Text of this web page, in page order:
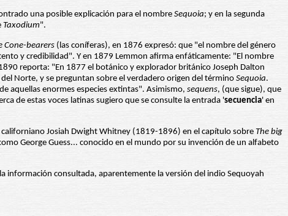
una posible explicación para el nombre Sequoia; y en la segunda
Taxodium".
Cone-bearers (las coníferas), en 1876 expresó: que "el nombre del género
y credibilidad". Y en 1879 Lemmon afirma enfáticamente: "El nombre
reporta: "En 1877 el botánico y explorador británico Joseph Dalton
Norte, y se preguntan sobre el verdadero origen del término Sequoia.
aquellas enormes especies extintas". Asimismo, sequens, (que sigue), que
de estas voces latinas sugiero que se consulte la entrada 'secuencia' en
Josiah Dwight Whitney (1819-1896) en el capítulo sobre The big
George Guess... conocido en el mundo por su invención de un alfabeto
información consultada, aparentemente la versión del indio Sequoyah